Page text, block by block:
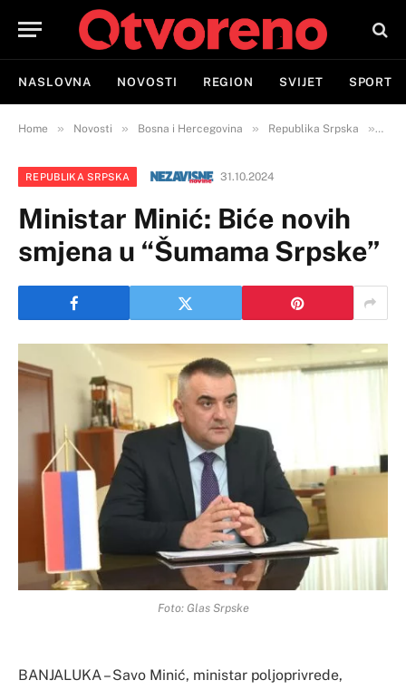
NASLOVNA NOVOSTI REGION SVIJET SPORT
Home » Novosti » Bosna i Hercegovina » Republika Srpska »
REPUBLIKA SRPSKA 31.10.2024
Ministar Minić: Biće novih
smjena u “Šumama Srpske”
Foto: Glas Srpske
BANJALUKA – Savo Minić, ministar poljoprivrede,